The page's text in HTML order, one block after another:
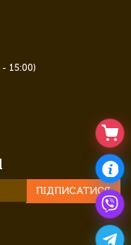
15:00)
ПІДПИСАТИСЯ